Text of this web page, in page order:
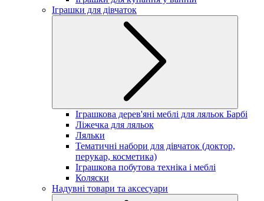
Іграшки для дівчаток
Іграшкова дерев'яні меблі для ляльок Барбі
Ліжечка для ляльок
Ляльки
Тематичні набори для дівчаток (доктор,
перукар, косметика)
Іграшкова побутова техніка і меблі
Коляски
Надувні товари та аксесуари